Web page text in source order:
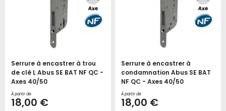
Serrure à encastrer à trou
de clé L Abus SE BAT NF QC -
Axes 40/50
À partir de
18,00 €
Serrure à encastrer à
condamnation Abus SE BAT
NF QC - Axes 40/50
À partir de
18,00 €